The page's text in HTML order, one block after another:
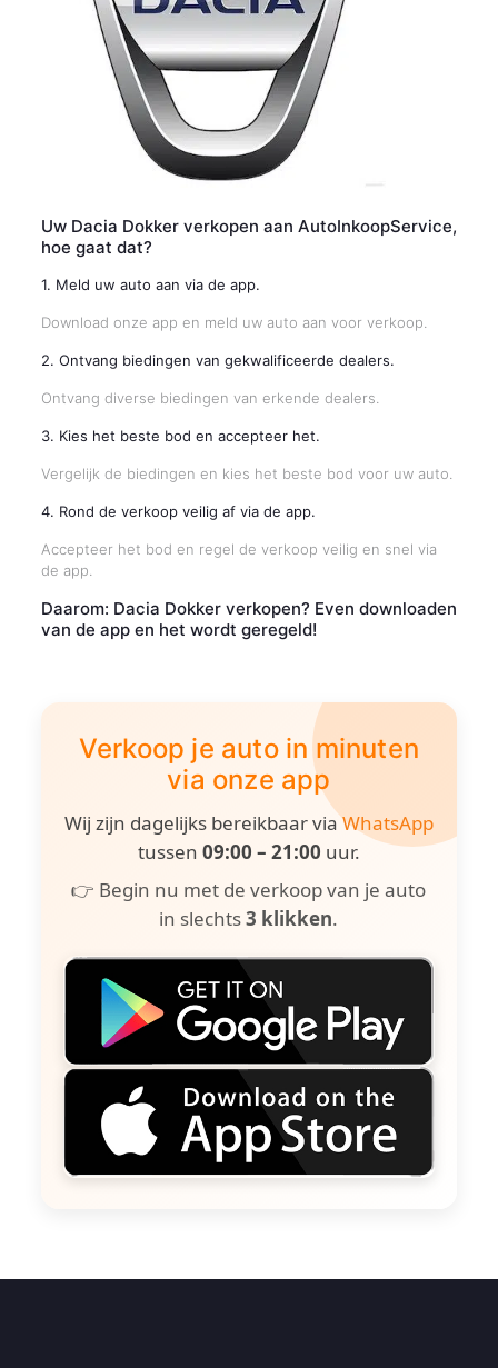
Uw Dacia Dokker verkopen aan AutoInkoopService,
hoe gaat dat?
1. Meld uw auto aan via de app.
Download onze app en meld uw auto aan voor verkoop.
2. Ontvang biedingen van gekwalificeerde dealers.
Ontvang diverse biedingen van erkende dealers.
3. Kies het beste bod en accepteer het.
Vergelijk de biedingen en kies het beste bod voor uw auto.
4. Rond de verkoop veilig af via de app.
Accepteer het bod en regel de verkoop veilig en snel via
de app.
Daarom: Dacia Dokker verkopen? Even downloaden
van de app en het wordt geregeld!
Verkoop je auto in minuten
via onze app
Wij zijn dagelijks bereikbaar viaWhatsApp
tussen 09:00 – 21:00 uur.
👉 Begin nu met de verkoop van je auto
in slechts3 klikken.